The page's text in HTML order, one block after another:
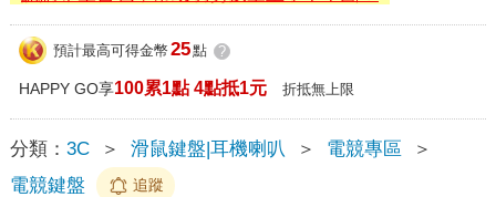
預計最高可得金幣 25點 ?
HAPPY GO享100累1點 4點抵1元 折抵無上限
分類： 3C ＞ 滑鼠鍵盤|耳機喇叭 ＞ 電競專區
＞
電競鍵盤
追蹤